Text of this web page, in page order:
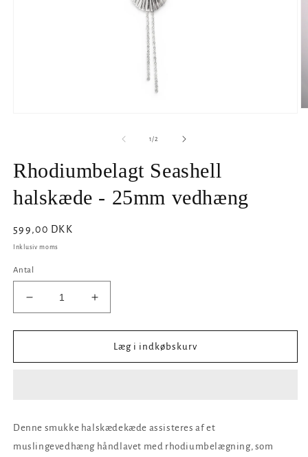
1 /af2
Rhodiumbelagt Seashell
halskæde - 25mm vedhæng
Normalpris
599,00 DKK
Inklusiv moms
Antal
Reducer
antallet
for
Seashell
Øg
antallet
for
Rhodiumbelagt
Seashell
Læg i indkøbskurv
Denne smukke halskædekæde assisteres af et
muslingevedhæng håndlavet med rhodiumbelægning, som